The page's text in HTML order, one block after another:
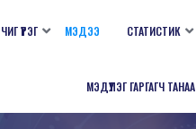
ҮҮРЭГ МЭДЭЭ СТАТИСТИК
МЭДҮҮЛЭГ ГАРГАГЧ ТАНАА